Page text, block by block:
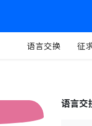
语言交换 征
语言交